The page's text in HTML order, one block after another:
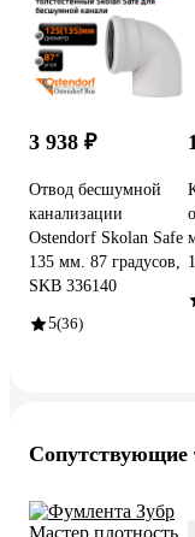
3 938 ₽
Отвод бесшумной
канализации
Ostendorf Skolan Safe
135 мм. 87 градусов,
SKB 336140
5(36)
Сопутствующие